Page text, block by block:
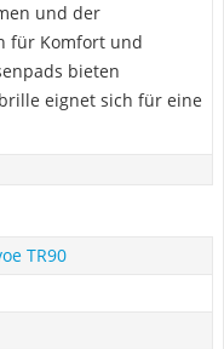
und der
für Komfort und
bieten
eignet sich für eine
TR90